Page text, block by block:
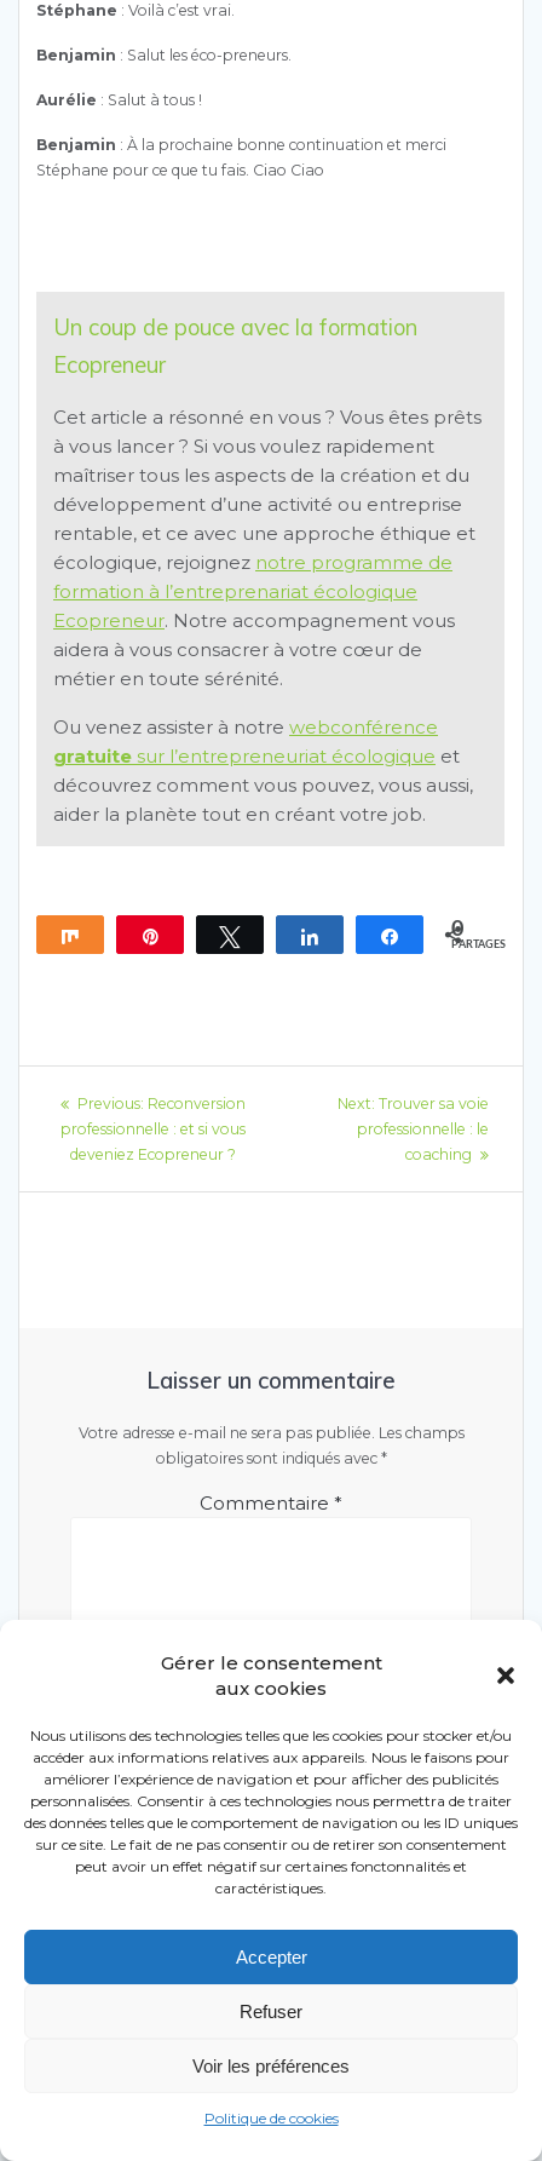
Gérer le consentement
aux cookies
Nous utilisons des technologies telles que les cookies pour stocker et/ou
accéder aux informations relatives aux appareils. Nous le faisons pour
améliorer l’expérience de navigation et pour afficher des publicités
personnalisées. Consentir à ces technologies nous permettra de traiter
des données telles que le comportement de navigation ou les ID uniques
sur ce site. Le fait de ne pas consentir ou de retirer son consentement
peut avoir un effet négatif sur certaines fonctonnalités et
caractéristiques.
Accepter
Refuser
Voir les préférences
Politique de cookies
Stéphane : Voilà c’est vrai.
Benjamin : Salut les éco-preneurs.
Aurélie : Salut à tous !
Benjamin : À la prochaine bonne continuation et merci
Stéphane pour ce que tu fais. Ciao Ciao
Un coup de pouce avec la formation
Ecopreneur
Cet article a résonné en vous ? Vous êtes prêts
à vous lancer ? Si vous voulez rapidement
maîtriser tous les aspects de la création et du
développement d’une activité ou entreprise
rentable, et ce avec une approche éthique et
écologique, rejoignez notre programme de
formation à l’entreprenariat écologique
Ecopreneur. Notre accompagnement vous
aidera à vous consacrer à votre cœur de
métier en toute sérénité.
Ou venez assister à notre webconférence
gratuite sur l’entrepreneuriat écologique et
découvrez comment vous pouvez, vous aussi,
aider la planète tout en créant votre job.
Partagez Épingle Tweetez Partagez Partagez
0
PARTAGES
Previous: Reconversion
professionnelle : et si vous
deveniez Ecopreneur ?
Next: Trouver sa voie
professionnelle : le
coaching
Laisser un commentaire
Votre adresse e-mail ne sera pas publiée. Les champs
obligatoires sont indiqués avec *
Commentaire *
Nom *
E-mail*
Site web
Ce site utilise Akismet pour réduire les indésirables.